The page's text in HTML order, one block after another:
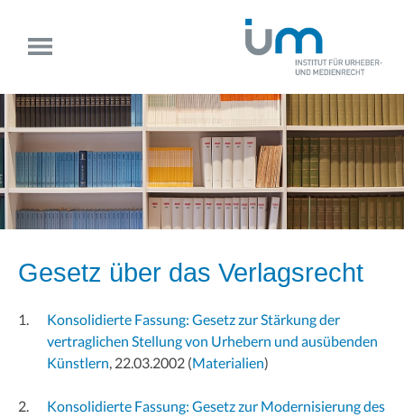
Gesetz über das Verlagsrecht
Konsolidierte Fassung: Gesetz zur Stärkung der
vertraglichen Stellung von Urhebern und ausübenden
Künstlern, 22.03.2002 (Materialien)
Konsolidierte Fassung: Gesetz zur Modernisierung des